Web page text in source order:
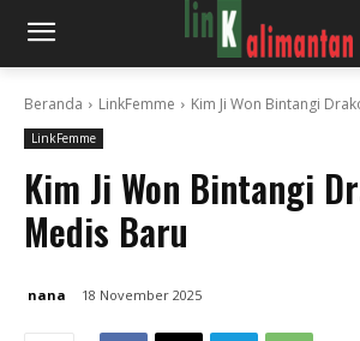
Beranda LinkFemme Kim Ji Won Bintangi
LinkFemme
Kim Ji Won Bintangi
Medis Baru
nana 18 November 2025